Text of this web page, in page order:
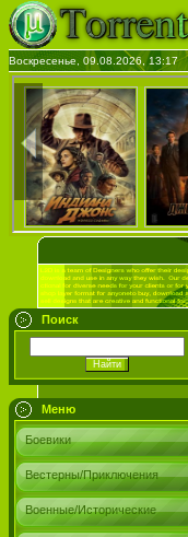
Воскресенье, 09.08.2026, 13:17
Поиск
Меню
Боевики
Вестерны/Приключения
Военные/Исторические